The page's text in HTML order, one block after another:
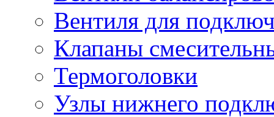
Вентиля для
Клапаны
Термоголовки
Узлы нижнего